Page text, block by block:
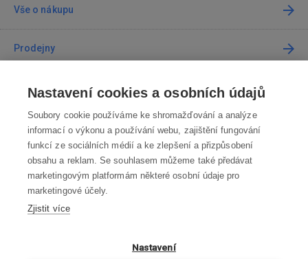
Vše o nákupu
Prodejny
Kontakt
Kontaktujte nás
info@robotworld.cz
220 770 770 Po-Pá 8:00—16:00
VŠECHNY KONTAKTY
Nastavení cookies a osobních údajů
Soubory cookie používáme ke shromažďování a analýze
informací o výkonu a používání webu, zajištění fungování
funkcí ze sociálních médií a ke zlepšení a přizpůsobení
obsahu a reklam. Se souhlasem můžeme také předávat
marketingovým platformám některé osobní údaje pro
marketingové účely.
Zjistit více
Nastavení